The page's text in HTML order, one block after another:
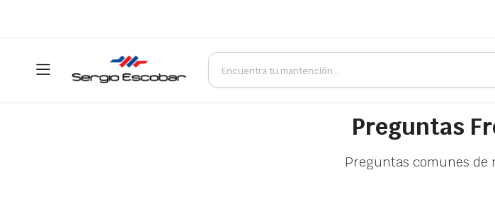
Preguntas
Preguntas comunes de